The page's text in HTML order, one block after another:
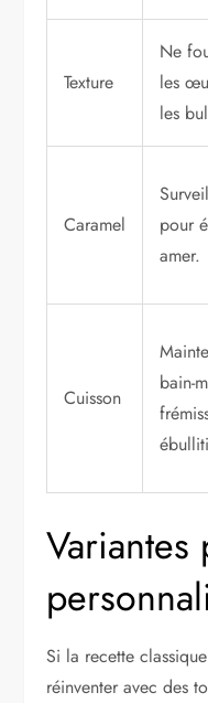
Texture
Ne
les
les
Caramel
pour
amer.
Cuisson
bain-
Variantes
Si la recette
réinventer avec des